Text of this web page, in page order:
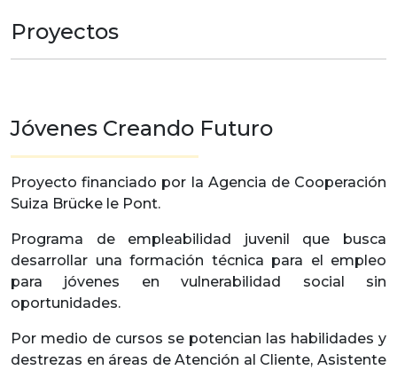
Proyectos
Jóvenes Creando Futuro
Proyecto financiado por la Agencia de Cooperación
Suiza Brücke le Pont.
Programa de empleabilidad juvenil que busca
desarrollar una formación técnica para el empleo
para jóvenes en vulnerabilidad social sin
oportunidades.
Por medio de cursos se potencian las habilidades y
destrezas en áreas de Atención al Cliente, Asistente